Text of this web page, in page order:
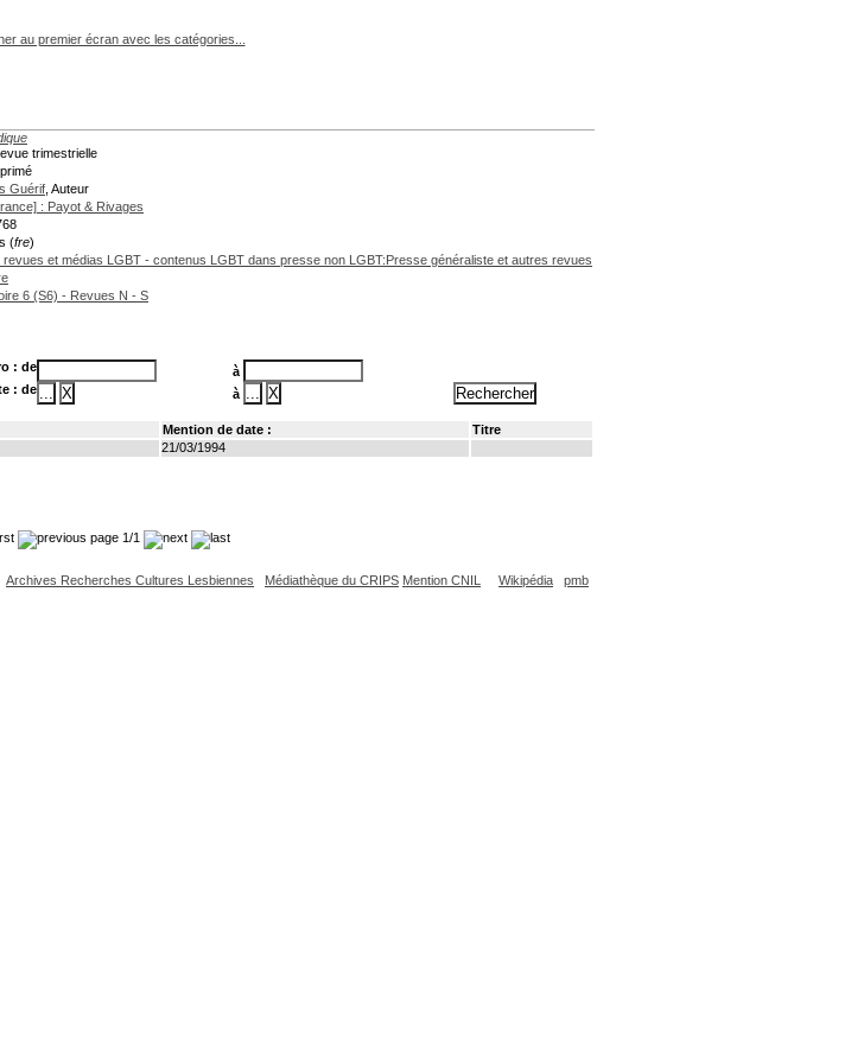
au premier écran avec les catégories...
trimestrielle
Guérif , Auteur
: Payot & Rivages
(fre)
revues et médias LGBT - contenus LGBT dans presse non LGBT:Presse généraliste et autres revues
6 (S6) - Revues N - S
: de
à
: de
à
Mention de date :
Titre
21/03/1994
page 1/1
Archives Recherches Cultures Lesbiennes Médiathèque du CRIPS Mention CNIL Wikipédia pmb